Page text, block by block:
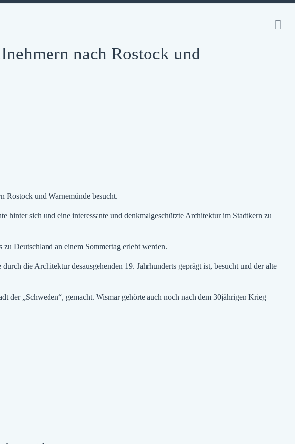
nach Rostock und
Rostock und Warnemünde besucht.
hinter sich und eine interessante und denkmalgeschützte Architektur im Stadtkern zu
Deutschland an einem Sommertag erlebt werden.
die Architektur desausgehenden 19. Jahrhunderts geprägt ist, besucht und der alte
der „Schweden“, gemacht. Wismar gehörte auch noch nach dem 30jährigen Krieg